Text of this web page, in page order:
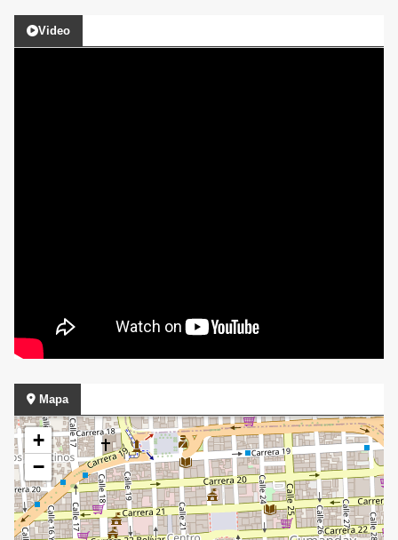
Video
Mapa
+
−